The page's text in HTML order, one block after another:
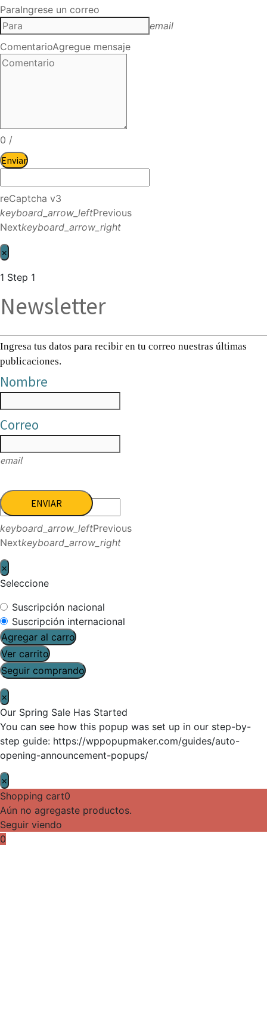
ParaIngrese un correo
email
ComentarioAgregue mensaje
0 /
Enviar
reCaptcha v3
keyboard_arrow_leftPrevious
Nextkeyboard_arrow_right
×
1 Step 1
Newsletter
Ingresa tus datos para recibir en tu correo nuestras últimas
publicaciones.
Nombre
Correo
email
ENVIAR
keyboard_arrow_leftPrevious
Nextkeyboard_arrow_right
×
Seleccione
Suscripción nacional
Suscripción internacional
Agregar al carro
Ver carrito
Seguir comprando
×
Our Spring Sale Has Started
You can see how this popup was set up in our step-by-
step guide: https://wppopupmaker.com/guides/auto-
opening-announcement-popups/
×
Shopping cart0
Aún no agregaste productos.
Seguir viendo
0